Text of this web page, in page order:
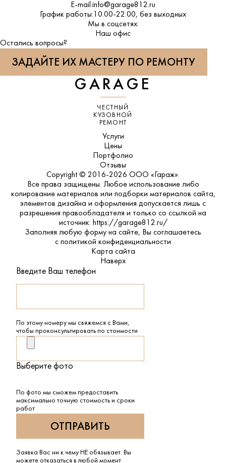
E-mail:info@garage812.ru
График работы:10.00-22.00, без выходных
Мы в соцсетях:
ВКонтакте
Наш офис
Остались вопросы?
ЗАДАЙТЕ ИХ МАСТЕРУ ПО РЕМОНТУ
GARAGE
ЧЕСТНЫЙ
КУЗОВНОЙ
РЕМОНТ
Услуги
Цены
Портфолио
Отзывы
Copyright © 2016-2026 ООО «Гараж».
Все права защищены. Любое использование либо
копирование материалов или подборки материалов сайта,
элементов дизайна и оформления допускается лишь с
разрешения правообладателя и только со ссылкой на
источник: https://garage812.ru/
Заполняя любую форму на сайте, Вы соглашаетесь
с политикой конфиденциальности
Карта сайта
Наверх
Введите Ваш телефон
По этому номеру мы свяжемся с Вами,
чтобы проконсультировать по стоимости
Выберите фото
По фото мы сможем предоставить
максимально точную стоимость и сроки
работ
Заявка Вас ни к чему НЕ обязывает. Вы
можете отказаться в любой момент